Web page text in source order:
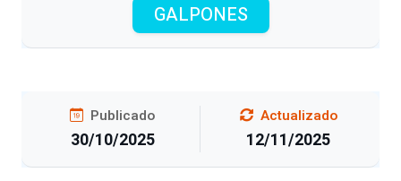
GALPONES
Publicado
30/10/2025
Actualizado
12/11/2025